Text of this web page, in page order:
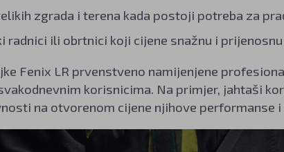
zgrada i terena kada postoji potreba za
radnici ili obrtnici koji cijene snažnu i
Fenix LR prvenstveno namijenjene
korisnicima. Na primjer, jahtaši
na otvorenom cijene njihove performanse